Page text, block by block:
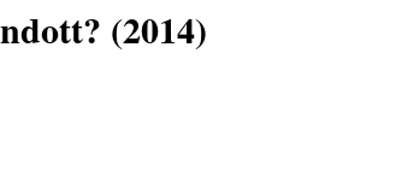
(2014)